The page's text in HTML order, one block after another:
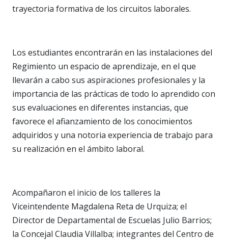
trayectoria formativa de los circuitos laborales.
Los estudiantes encontrarán en las instalaciones del
Regimiento un espacio de aprendizaje, en el que
llevarán a cabo sus aspiraciones profesionales y la
importancia de las prácticas de todo lo aprendido con
sus evaluaciones en diferentes instancias, que
favorece el afianzamiento de los conocimientos
adquiridos y una notoria experiencia de trabajo para
su realización en el ámbito laboral.
Acompañaron el inicio de los talleres la
Viceintendente Magdalena Reta de Urquiza; el
Director de Departamental de Escuelas Julio Barrios;
la Concejal Claudia Villalba; integrantes del Centro de